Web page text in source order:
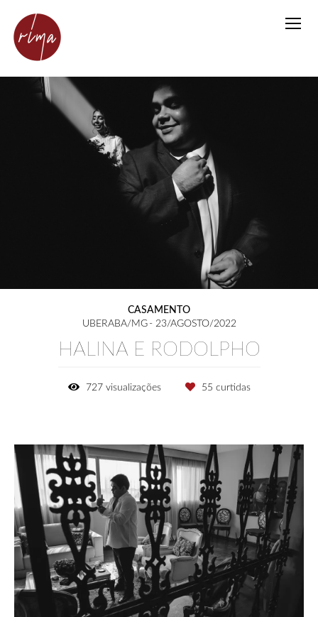
CASAMENTO
UBERABA/MG
23/AGOSTO/2022
HALINA E RODOLPHO
727 visualizações 55 curtidas